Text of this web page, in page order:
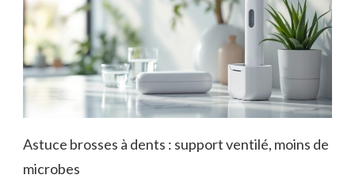
Astuce brosses à dents : support ventilé, moins de
microbes